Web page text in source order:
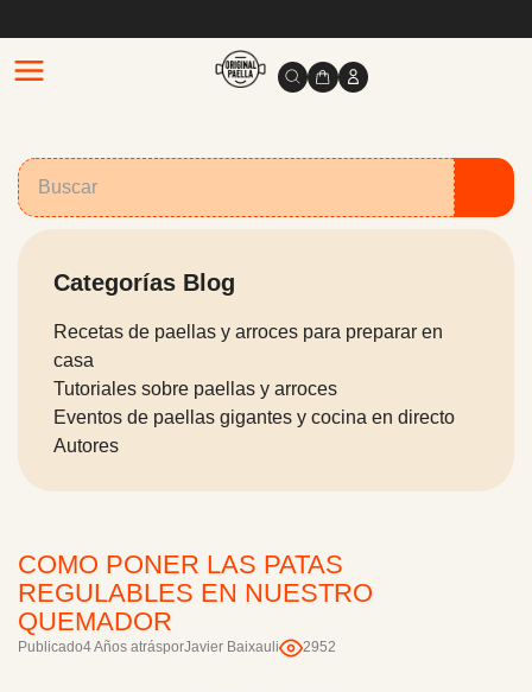
COMO PONER LAS PATAS
REGULABLES EN NUESTRO
QUEMADOR
Publicado4 Años atrásporJavier Baixauli 2952
Categorías Blog
Recetas de paellas y arroces para preparar en
casa
Tutoriales sobre paellas y arroces
Eventos de paellas gigantes y cocina en directo
Autores